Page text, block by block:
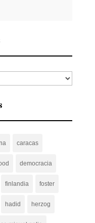
caracas
democracia
finlandia foster
hadid herzog